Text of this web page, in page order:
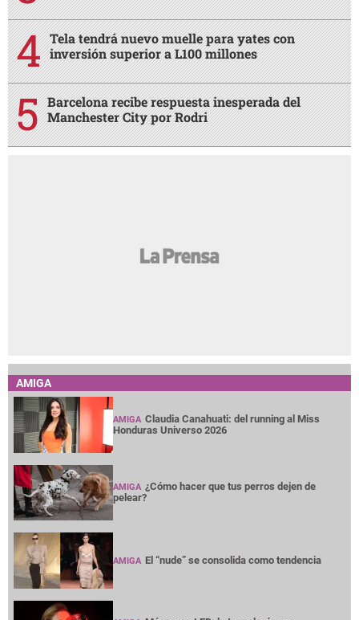
Tela tendrá nuevo muelle para yates con
inversión superior a L100 millones
Barcelona recibe respuesta inesperada del
Manchester City por Rodri
AMIGA
AMIGA Claudia Canahuati: del running al Miss
Honduras Universo 2026
AMIGA ¿Cómo hacer que tus perros dejen de
pelear?
AMIGA El “nude” se consolida como tendencia